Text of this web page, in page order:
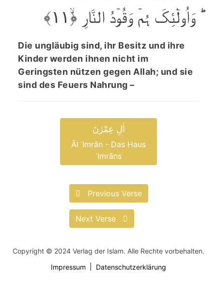
ؕ وَاُولٰٓئِکَ ہُمۡ وَقُوۡدُ النَّارِ ﴿ۙ۱۱﴾
Die ungläubig sind, ihr Besitz und ihre
Kinder werden ihnen nicht im
Geringsten nützen gegen Allah; und sie
sind des Feuers Nahrung –
اٰلِ عِمْرٰنَ
Āl ʿImrān - Das Haus
ʿImrāns
Previous Verse
Next Verse
Copyright © 2024 Verlag der Islam. Alle Rechte vorbehalten.
Impressum
Datenschutzerklärung